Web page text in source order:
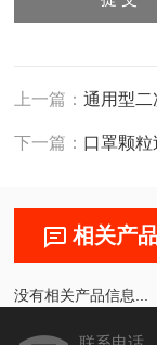
上一篇：通用型二
下一篇： 口罩颗
相关产
没有相关产品信息...